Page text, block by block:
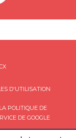
D'UTILISATION
POLITIQUE DE
DE GOOGLE